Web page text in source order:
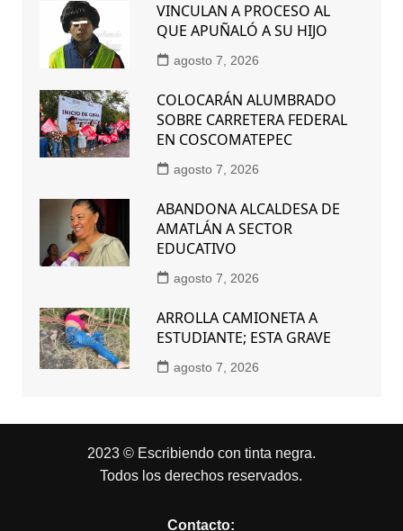
VINCULAN A PROCESO AL
QUE APUÑALÓ A SU HIJO
agosto 7, 2026
COLOCARÁN ALUMBRADO
SOBRE CARRETERA FEDERAL
EN COSCOMATEPEC
agosto 7, 2026
ABANDONA ALCALDESA DE
AMATLÁN A SECTOR
EDUCATIVO
agosto 7, 2026
ARROLLA CAMIONETA A
ESTUDIANTE; ESTA GRAVE
agosto 7, 2026
2023 © Escribiendo con tinta negra.
Todos los derechos reservados.
Contacto: